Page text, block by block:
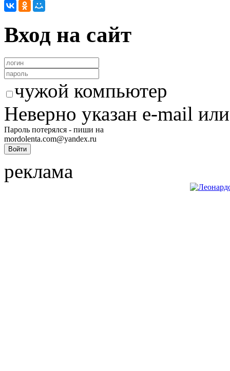
Вход на сайт
чужой компьютер
Неверно указан e-mail
Пароль потерялся - пиши на
mordolenta.com@yandex.ru
реклама